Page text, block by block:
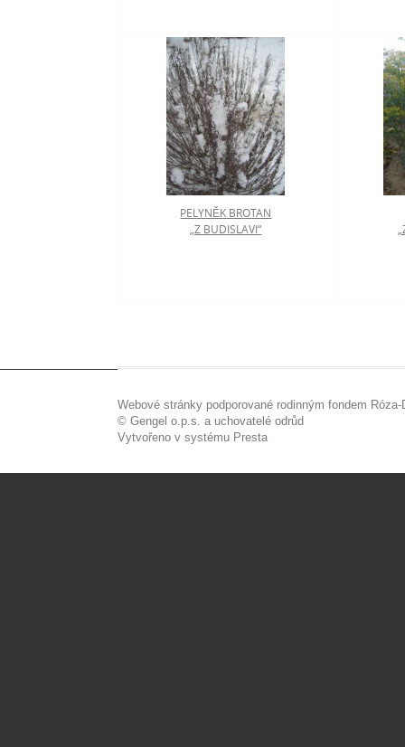
PELYNĚK BROTAN
„Z BUDISLAVI“
Webové stránky podporované rodinným fondem Róza-
© Gengel o.p.s. a uchovatelé odrůd
Vytvořeno v systému Presta